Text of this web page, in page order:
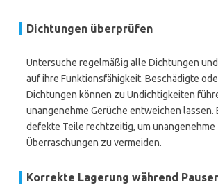
Dichtungen überprüfen
Untersuche regelmäßig alle Dichtungen
auf ihre Funktionsfähigkeit. Beschädigte
Dichtungen können zu Undichtigkeiten
unangenehme Gerüche entweichen lassen.
defekte Teile rechtzeitig, um unangenehme
Überraschungen zu vermeiden.
Korrekte Lagerung während